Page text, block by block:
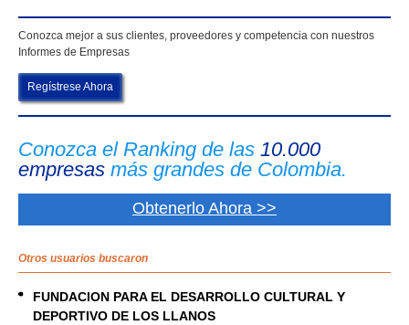
Conozca mejor a sus clientes, proveedores y competencia con nuestros
Informes de Empresas
Regístrese Ahora
Conozca el Ranking de las 10.000
empresas más grandes de Colombia.
Obtenerlo Ahora >>
Otros usuarios buscaron
FUNDACION PARA EL DESARROLLO CULTURAL Y
DEPORTIVO DE LOS LLANOS